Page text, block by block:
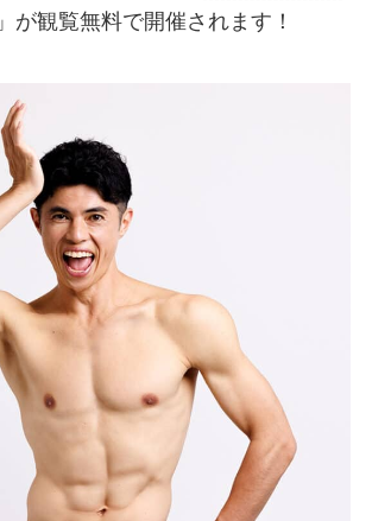
」が観覧無料で開催されます！